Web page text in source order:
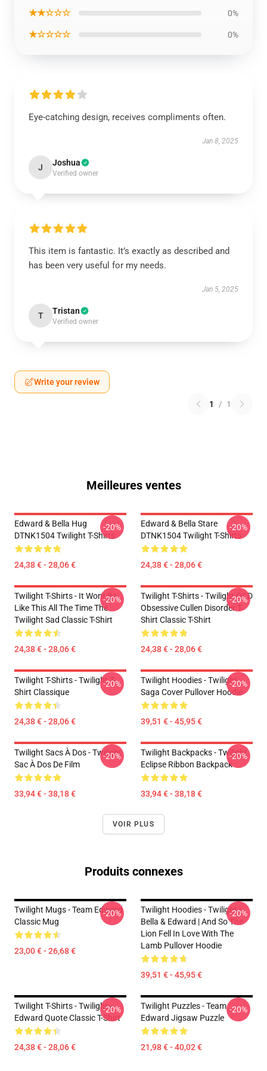
★★☆☆☆ 0%
★☆☆☆☆ 0%
Eye-catching design, receives compliments often.
Jan 8, 2025
J Joshua
Verified owner
This item is fantastic. It’s exactly as described and
has been very useful for my needs.
Jan 5, 2025
T Tristan
Verified owner
Write your review
1 / 1
Meilleures ventes
Edward & Bella Hug
DTNK1504 Twilight T-Shirts
24,38 € - 28,06 €
-20%
Edward & Bella Stare
DTNK1504 Twilight T-Shirts
24,38 € - 28,06 €
-20%
Twilight T-Shirts - It Wont Be
Like This All The Time The
Twilight Sad Classic T-Shirt
24,38 € - 28,06 €
-20%
Twilight T-Shirts - Twilight OCD
Obsessive Cullen Disorder T-
Shirt Classic T-Shirt
24,38 € - 28,06 €
-20%
Twilight T-Shirts - Twilight T-
Shirt Classique
24,38 € - 28,06 €
-20%
Twilight Hoodies - Twilight
Saga Cover Pullover Hoodie
39,51 € - 45,95 €
-20%
Twilight Sacs À Dos - Twilight
Sac À Dos De Film
33,94 € - 38,18 €
-20%
Twilight Backpacks - Twilight
Eclipse Ribbon Backpack
33,94 € - 38,18 €
-20%
VOIR PLUS
Produits connexes
Twilight Mugs - Team Edward
Classic Mug
23,00 € - 26,68 €
-20%
Twilight Hoodies - Twilight |
Bella & Edward | And So The
Lion Fell In Love With The
Lamb Pullover Hoodie
39,51 € - 45,95 €
-20%
Twilight T-Shirts - Twilight -
Edward Quote Classic T-Shirt
24,38 € - 28,06 €
-20%
Twilight Puzzles - Team
Edward Jigsaw Puzzle
21,98 € - 40,02 €
-20%